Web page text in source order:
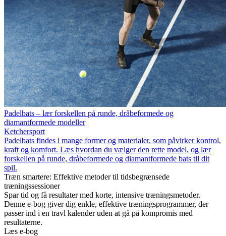
Padelbats – lær forskellen på runde, dråbeformede og
diamantformede modeller
Ketchersport
Padelbats findes i mange former og materialer, som påvirker kontrol,
kraft og komfort. Læs hvordan du vælger den rette model, og lær
forskellen på runde, dråbeformede og diamantformede bats til dit
spil.
Træn smartere: Effektive metoder til tidsbegrænsede
træningssessioner
Spar tid og få resultater med korte, intensive træningsmetoder.
Denne e-bog giver dig enkle, effektive træningsprogrammer, der
passer ind i en travl kalender uden at gå på kompromis med
resultaterne.
Læs e-bog